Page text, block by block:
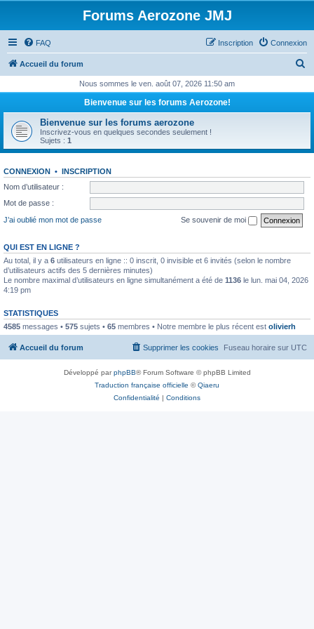
Forums Aerozone JMJ
FAQ Connexion
Inscription
Accueil du forum
h
r
Nous sommes le ven. août 07, 2026 11:50 am
Bienvenue sur les forums Aerozone!
Bienvenue sur les forums aerozone
Inscrivez-vous en quelques secondes seulement !
Sujets : 1
CONNEXION • INSCRIPTION
Nom d’utilisateur :
Mot de passe :
J’ai oublié mon mot de passe
Se souvenir de moi
QUI EST EN LIGNE ?
Au total, il y a 6 utilisateurs en ligne :: 0 inscrit, 0 invisible et 6 invités (selon le nombre
d’utilisateurs actifs des 5 dernières minutes)
Le nombre maximal d’utilisateurs en ligne simultanément a été de 1136 le lun. mai 04, 2026
4:19 pm
STATISTIQUES
4585 messages • 575 sujets • 65 membres • Notre membre le plus récent est olivierh
Accueil du forum Fuseau horaire sur UTC
Supprimer les cookies
Développé parphpBB® Forum Software © phpBB Limited
Traduction française officielle ©Qiaeru
Confidentialité | Conditions